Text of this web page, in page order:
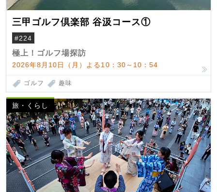
三甲ゴルフ倶楽部 谷汲コース①
#224
極上！ゴルフ場探訪
2026年8月10日（月）よる10：30～10：54
ゴルフ 趣味
旅・くらし